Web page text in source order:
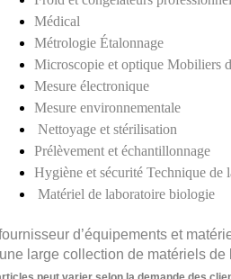
Médical
Métrologie Étalonnage
Microscopie et optique Mobiliers
Mesure électronique
Mesure environnementale
Nettoyage et stérilisation
Prélèvement et échantillonnage
Hygiène et sécurité Technique de
Matériel de laboratoire biologie
d’équipements et
large collection de matériels